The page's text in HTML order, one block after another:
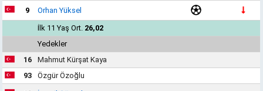
9
Orhan Yüksel
İlk 11 Yaş Ort. 26,02
Yedekler
16
Mahmut Kürşat Kaya
93
Özgür Özoğlu